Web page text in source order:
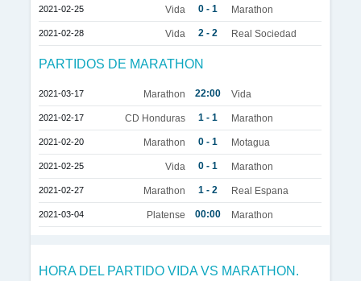
2021-02-25 Vida 0 - 1 Marathon
2021-02-28 Vida 2 - 2 Real Sociedad
PARTIDOS DE MARATHON
2021-03-17 Marathon 22:00 Vida
2021-02-17 CD Honduras 1 - 1 Marathon
2021-02-20 Marathon 0 - 1 Motagua
2021-02-25 Vida 0 - 1 Marathon
2021-02-27 Marathon 1 - 2 Real Espana
2021-03-04 Platense 00:00 Marathon
HORA DEL PARTIDO VIDA VS MARATHON.